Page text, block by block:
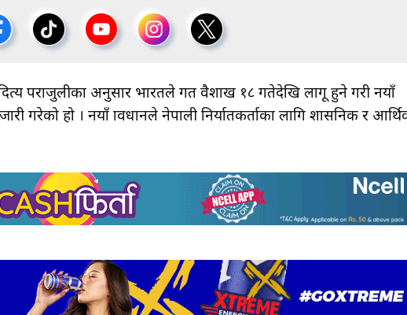
पराजुलीका अनुसार भारतले गत वैशाख १८ गतेदेखि लागू हुने गरी नयाँ
गरेको हो । नयाँ प्रावधानले नेपाली निर्यातकर्ताका लागि प्रशासनिक र